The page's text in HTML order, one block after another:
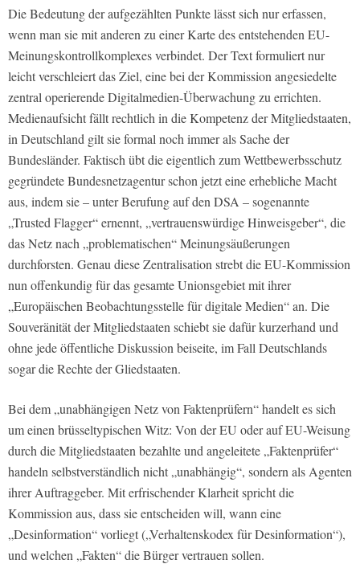
Die Bedeutung der aufgezählten Punkte lässt sich nur erfassen,
wenn man sie mit anderen zu einer Karte des entstehenden EU-
Meinungskontrollkomplexes verbindet. Der Text formuliert nur
leicht verschleiert das Ziel, eine bei der Kommission angesiedelte
zentral operierende Digitalmedien-Überwachung zu errichten.
Medienaufsicht fällt rechtlich in die Kompetenz der Mitgliedstaaten,
in Deutschland gilt sie formal noch immer als Sache der
Bundesländer. Faktisch übt die eigentlich zum Wettbewerbsschutz
gegründete Bundesnetzagentur schon jetzt eine erhebliche Macht
aus, indem sie – unter Berufung auf den DSA – sogenannte
„Trusted Flagger“ ernennt, „vertrauenswürdige Hinweisgeber“, die
das Netz nach „problematischen“ Meinungsäußerungen
durchforsten. Genau diese Zentralisation strebt die EU-Kommission
nun offenkundig für das gesamte Unionsgebiet mit ihrer
„Europäischen Beobachtungsstelle für digitale Medien“ an. Die
Souveränität der Mitgliedstaaten schiebt sie dafür kurzerhand und
ohne jede öffentliche Diskussion beiseite, im Fall Deutschlands
sogar die Rechte der Gliedstaaten.
Bei dem „unabhängigen Netz von Faktenprüfern“ handelt es sich
um einen brüsseltypischen Witz: Von der EU oder auf EU-Weisung
durch die Mitgliedstaaten bezahlte und angeleitete „Faktenprüfer“
handeln selbstverständlich nicht „unabhängig“, sondern als Agenten
ihrer Auftraggeber. Mit erfrischender Klarheit spricht die
Kommission aus, dass sie entscheiden will, wann eine
„Desinformation“ vorliegt („Verhaltenskodex für Desinformation“),
und welchen „Fakten“ die Bürger vertrauen sollen.